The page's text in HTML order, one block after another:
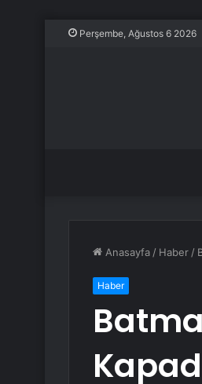
Perşembe, Ağustos 6 2026
Anasayfa / Haber /
Haber